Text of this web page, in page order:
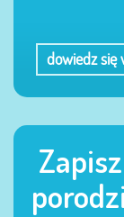
dowiedz się